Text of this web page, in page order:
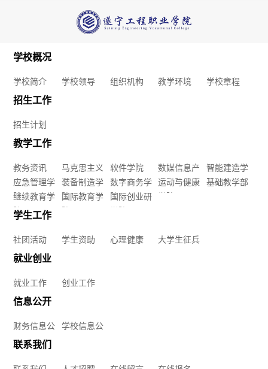
章
院
媒
息
资
助
学
兵
作
业
开
务
公
开
校
公
系
系
们
招
学校概况
学校简介 学校领导 组织机构 教学环境 学校章程
招生工作
招生计划
教学工作
教务资讯
马克思主义
学院
软件学院
数媒信息产
业学院
智能建造学
院
应急管理学
院
装备制造学
院
数字商务学
院
运动与健康
基础教学部
继续教育学
院
国际教育学
国际创业研
学生工作
社团活动 学生资助 心理健康 大学生征兵
就业创业
就业工作 创业工作
信息公开
财务信息公
开
学校信息公
联系我们